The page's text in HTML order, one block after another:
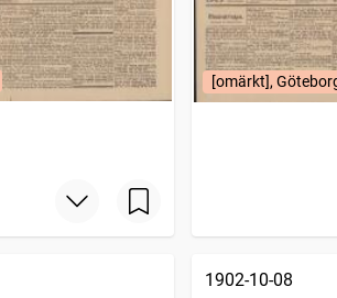
[omärkt],
1902-10-08